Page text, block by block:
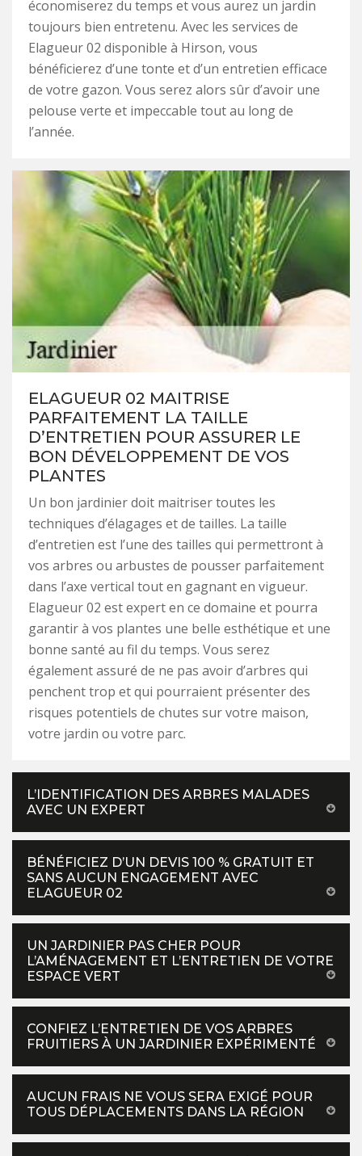
économiserez du temps et vous aurez un jardin
toujours bien entretenu. Avec les services de
Elagueur 02 disponible à Hirson, vous
bénéficierez d’une tonte et d’un entretien efficace
de votre gazon. Vous serez alors sûr d’avoir une
pelouse verte et impeccable tout au long de
l’année.
ELAGUEUR 02 MAITRISE
PARFAITEMENT LA TAILLE
D’ENTRETIEN POUR ASSURER LE
BON DÉVELOPPEMENT DE VOS
PLANTES
Un bon jardinier doit maitriser toutes les
techniques d’élagages et de tailles. La taille
d’entretien est l’une des tailles qui permettront à
vos arbres ou arbustes de pousser parfaitement
dans l’axe vertical tout en gagnant en vigueur.
Elagueur 02 est expert en ce domaine et pourra
garantir à vos plantes une belle esthétique et une
bonne santé au fil du temps. Vous serez
également assuré de ne pas avoir d’arbres qui
penchent trop et qui pourraient présenter des
risques potentiels de chutes sur votre maison,
votre jardin ou votre parc.
L’IDENTIFICATION DES ARBRES MALADES
AVEC UN EXPERT
BÉNÉFICIEZ D’UN DEVIS 100 % GRATUIT ET
SANS AUCUN ENGAGEMENT AVEC
ELAGUEUR 02
UN JARDINIER PAS CHER POUR
L’AMÉNAGEMENT ET L’ENTRETIEN DE VOTRE
ESPACE VERT
CONFIEZ L’ENTRETIEN DE VOS ARBRES
FRUITIERS À UN JARDINIER EXPÉRIMENTÉ
AUCUN FRAIS NE VOUS SERA EXIGÉ POUR
TOUS DÉPLACEMENTS DANS LA RÉGION